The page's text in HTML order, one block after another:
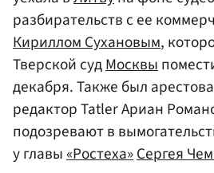
разбирательств с ее
Кириллом Сухановым,
Тверской судМосквы
декабря. Также был
редактор Tatler Ариан
подозревают в
у главы«Ростеха»Сергея